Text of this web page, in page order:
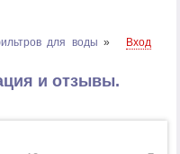
для воды »
Вход
и отзывы.